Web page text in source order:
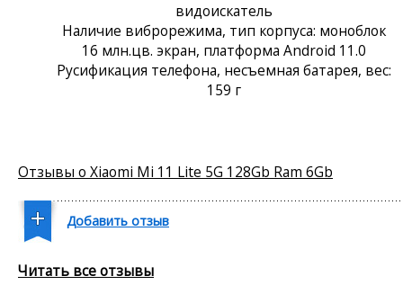
видоискатель
Наличие виброрежима, тип корпуса: моноблок
16 млн.цв. экран, платформа Android 11.0
Русификация телефона, несъемная батарея, вес:
159 г
Отзывы о Xiaomi Mi 11 Lite 5G 128Gb Ram 6Gb
Добавить отзыв
Читать все отзывы